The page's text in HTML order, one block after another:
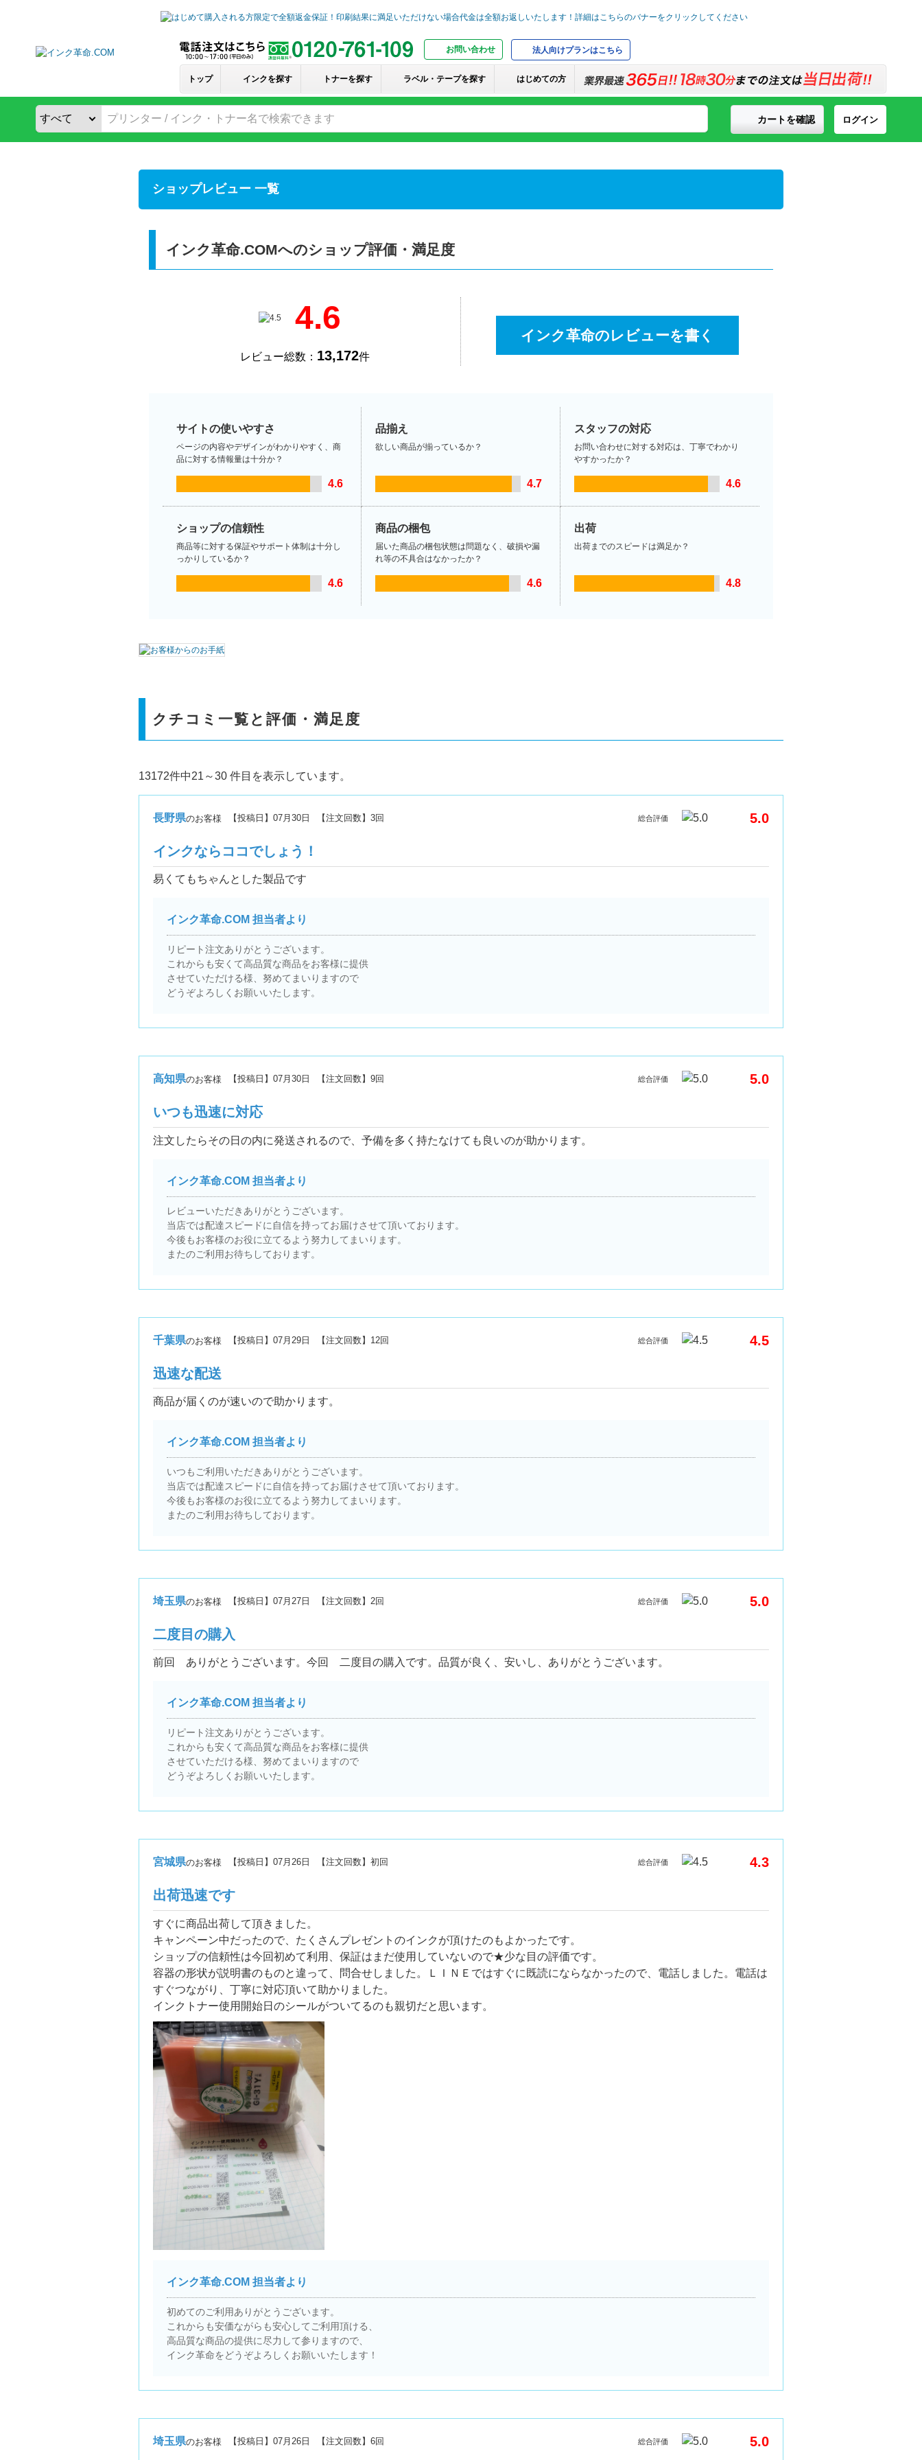
お問い合わせ 法人向けプランはこちら
トップ インクを探す トナーを探す ラベル・テープを探す はじめての方
ログイン
カートを確認
ショップレビュー 一覧
インク革命.COMへのショップ評価・満足度
4.6
レビュー総数： 13,172件
インク革命のレビューを書く
サイトの使いやすさ
ページの内容やデザインがわかりやすく、商
品に対する情報量は十分か？
4.6
品揃え
欲しい商品が揃っているか？
4.7
スタッフの対応
お問い合わせに対する対応は、丁寧でわかり
やすかったか？
4.6
ショップの信頼性
商品等に対する保証やサポート体制は十分し
っかりしているか？
4.6
商品の梱包
届いた商品の梱包状態は問題なく、破損や漏
れ等の不具合はなかったか？
4.6
出荷
出荷までのスピードは満足か？
4.8
クチコミ一覧と評価・満足度
13172件中21～30 件目を表示しています。
長野県のお客様 【投稿日】 07月30日 【注文回数】 3回 総合評価 5.0
インクならココでしょう！
易くてもちゃんとした製品です
インク革命.COM 担当者より
リピート注文ありがとうございます。
これからも安くて高品質な商品をお客様に提供
させていただける様、努めてまいりますので
どうぞよろしくお願いいたします。
高知県のお客様 【投稿日】 07月30日 【注文回数】 9回 総合評価 5.0
いつも迅速に対応
注文したらその日の内に発送されるので、予備を多く持たなけても良いのが助かります。
インク革命.COM 担当者より
レビューいただきありがとうございます。
当店では配達スピードに自信を持ってお届けさせて頂いております。
今後もお客様のお役に立てるよう努力してまいります。
またのご利用お待ちしております。
千葉県のお客様 【投稿日】 07月29日 【注文回数】 12回 総合評価 4.5
迅速な配送
商品が届くのが速いので助かります。
インク革命.COM 担当者より
いつもご利用いただきありがとうございます。
当店では配達スピードに自信を持ってお届けさせて頂いております。
今後もお客様のお役に立てるよう努力してまいります。
またのご利用お待ちしております。
埼玉県のお客様 【投稿日】 07月27日 【注文回数】 2回 総合評価 5.0
二度目の購入
前回 ありがとうございます。今回 二度目の購入です。品質が良く、安いし、ありがとうございます。
インク革命.COM 担当者より
リピート注文ありがとうございます。
これからも安くて高品質な商品をお客様に提供
させていただける様、努めてまいりますので
どうぞよろしくお願いいたします。
宮城県のお客様 【投稿日】 07月26日 【注文回数】 初回 総合評価 4.3
出荷迅速です
すぐに商品出荷して頂きました。
キャンペーン中だったので、たくさんプレゼントのインクが頂けたのもよかったです。
ショップの信頼性は今回初めて利用、保証はまだ使用していないので★少な目の評価です。
容器の形状が説明書のものと違って、問合せしました。ＬＩＮＥではすぐに既読にならなかったので、電話しました。電話は
すぐつながり、丁寧に対応頂いて助かりました。
インクトナー使用開始日のシールがついてるのも親切だと思います。
インク革命.COM 担当者より
初めてのご利用ありがとうございます。
これからも安価ながらも安心してご利用頂ける、
高品質な商品の提供に尽力して参りますので、
インク革命をどうぞよろしくお願いいたします！
埼玉県のお客様 【投稿日】 07月26日 【注文回数】 6回 総合評価 5.0